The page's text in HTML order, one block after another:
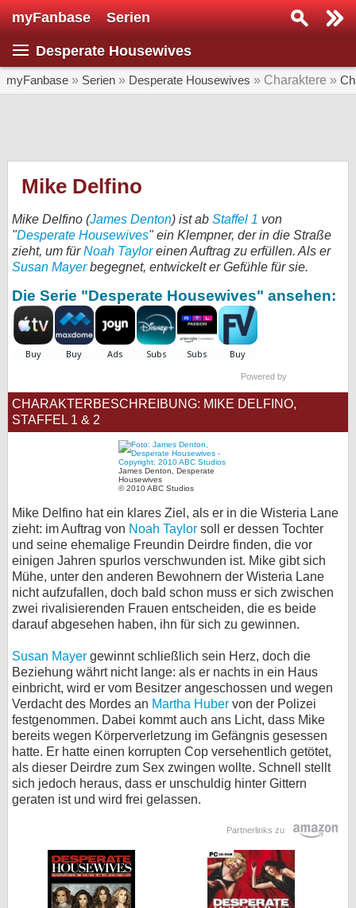
myFanbase Serien
Desperate Housewives
myFanbase » Serien » Desperate Housewives » Charaktere »
Mike Delfino
Mike Delfino (James Denton) ist ab Staffel 1 von
"Desperate Housewives" ein Klempner, der in die Straße
zieht, um fürNoah Tayloreinen Auftrag zu erfüllen. Als er
Susan Mayerbegegnet, entwickelt er Gefühle für sie.
Die Serie "Desperate Housewives" ansehen:
Powered by
CHARAKTERBESCHREIBUNG: MIKE DELFINO,
STAFFEL 1 & 2
James Denton, Desperate
Housewives
© 2010 ABC Studios
Mike Delfino hat ein klares Ziel, als er in die Wisteria Lane
zieht: im Auftrag von Noah Taylor soll er dessen Tochter
und seine ehemalige Freundin Deirdre finden, die vor
einigen Jahren spurlos verschwunden ist. Mike gibt sich
Mühe, unter den anderen Bewohnern der Wisteria Lane
nicht aufzufallen, doch bald schon muss er sich zwischen
zwei rivalisierenden Frauen entscheiden, die es beide
darauf abgesehen haben, ihn für sich zu gewinnen.
Susan Mayer gewinnt schließlich sein Herz, doch die
Beziehung währt nicht lange: als er nachts in ein Haus
einbricht, wird er vom Besitzer angeschossen und wegen
Verdacht des Mordes an Martha Huber von der Polizei
festgenommen. Dabei kommt auch ans Licht, dass Mike
bereits wegen Körperverletzung im Gefängnis gesessen
hatte. Er hatte einen korrupten Cop versehentlich getötet,
als dieser Deirdre zum Sex zwingen wollte. Schnell stellt
sich jedoch heraus, dass er unschuldig hinter Gittern
geraten ist und wird frei gelassen.
Partnerlinks zu
Serie suchen...
Home
SERIEN
KULTUR
Specials
Gewinnspiele
Forum
bei Facebook
Kontakt
Datenschutz
Cookie-Einstellungen
Impressum
Desktop-Ansicht
myFanbase